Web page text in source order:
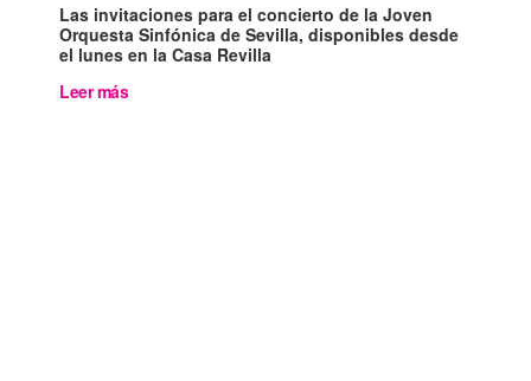
Las invitaciones para el concierto de la Joven
Orquesta Sinfónica de Sevilla, disponibles desde
el lunes en la Casa Revilla
Leer más